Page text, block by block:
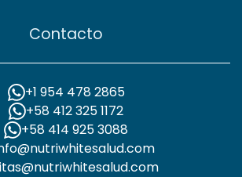
Contacto
+1 954 478 2865
+58 412 325 1172
+58 414 925 3088